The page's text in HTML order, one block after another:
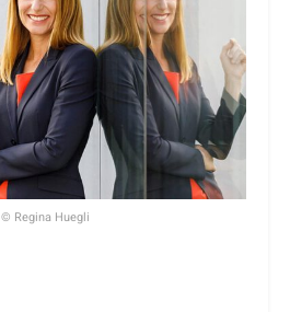
© Regina Huegli